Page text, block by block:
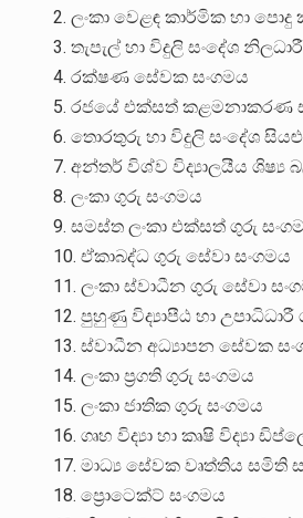
2. ලංකා වෙළඳ කාර්මික හා
3. තැපැල් හා විදුලි සංදේශ
4. රක්ෂණ සේවක සංගමය
5. රජයේ එක්සත් කළමනාකරණ
6. තොරතුරු හා විදුලි සංදේශ
7. අන්තර් විශ්ව විද්‍යාලයීය
8. ලංකා ගුරු සංගමය
9. සමස්ත ලංකා එක්සත් ගුරු
10. ඒකාබද්ධ ගුරු සේවා සංගමය
11. ලංකා ස්වාධීන ගුරු සේවා
12. පුහුණු විද්‍යාපීඨ හා
13. ස්වාධීන අධ්‍යාපන සේවක
14. ලංකා ප්‍රගති ගුරු සංගමය
15. ලංකා ජාතික ගුරු සංගමය
16. ගෘහ විද්‍යා හා කෘෂි විද්‍යා
17. මාධ්‍ය සේවක වෘත්තිය සමිති
18. ප්‍රොටෙක්ට් සංගමය